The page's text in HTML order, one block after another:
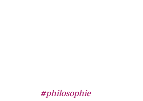
#philosophie